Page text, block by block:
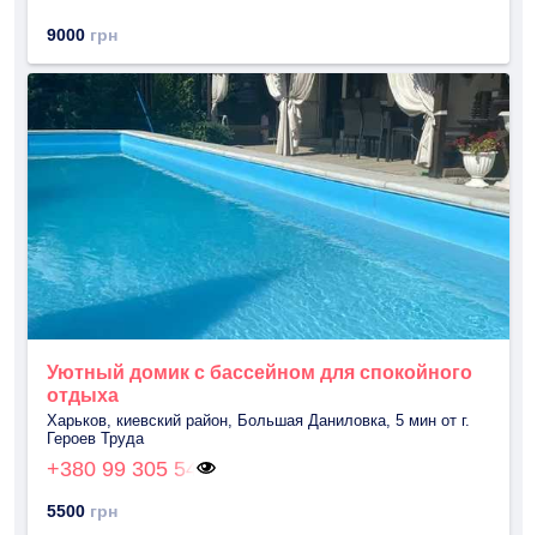
9000 грн
Уютный домик с бассейном для спокойного
отдыха
Харьков, киевский район, Большая Даниловка, 5 мин от г.
Героев Труда
+380 99 305 54
5500 грн